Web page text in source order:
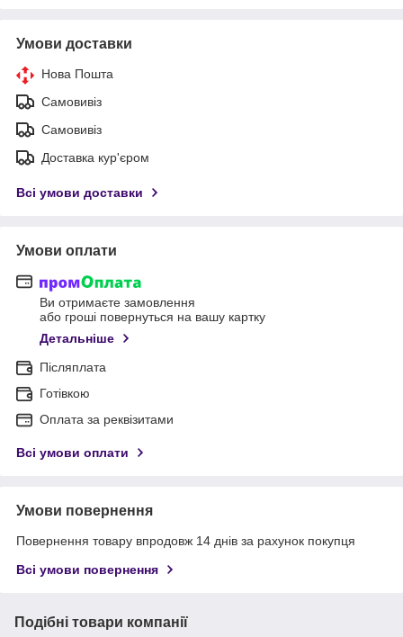
Умови доставки
Нова Пошта
Самовивіз
Самовивіз
Доставка кур'єром
Всі умови доставки
Умови оплати
Ви отримаєте замовлення
або гроші повернуться на вашу картку
Детальніше
Післяплата
Готівкою
Оплата за реквізитами
Всі умови оплати
Умови повернення
Повернення товару впродовж 14 днів за рахунок покупця
Всі умови повернення
Подібні товари компанії